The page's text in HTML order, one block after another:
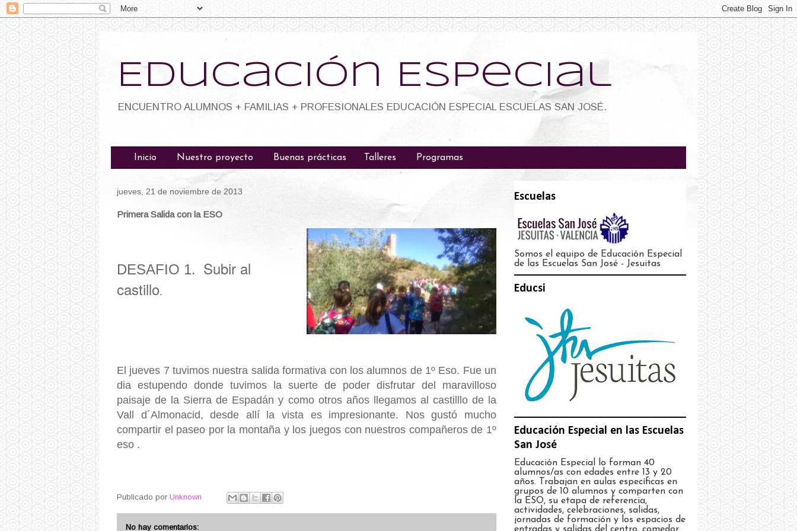
Educación Especial
ENCUENTRO ALUMNOS + FAMILIAS + PROFESIONALES EDUCACIÓN ESPECIAL ESCUELAS SAN JOSÉ.
Inicio Nuestro proyecto Buenas prácticas Talleres Programas
jueves, 21 de noviembre de 2013
Primera Salida con la ESO
DESAFIO 1. Subir al
castillo.
El jueves 7 tuvimos nuestra salida formativa con los alumnos de 1º Eso. Fue un
dia estupendo donde tuvimos la suerte de poder disfrutar del maravilloso
paisaje de la Sierra de Espadán y como otros años llegamos al castilllo de la
Vall d´Almonacid, desde allí la vista es impresionante. Nos gustó mucho
compartir el paseo por la montaña y los juegos con nuestros compañeros de 1º
eso .
Publicado por Unknown
No hay comentarios:
Escuelas
Somos el equipo de Educación Especial
de las Escuelas San José - Jesuitas
Educsi
Educación Especial en las Escuelas
San José
Educación Especial lo forman 40
alumnos/as con edades entre 13 y 20
años. Trabajan en aulas específicas en
grupos de 10 alumnos y comparten con
la ESO, su etapa de referencia,
actividades, celebraciones, salidas,
jornadas de formación y los espacios de